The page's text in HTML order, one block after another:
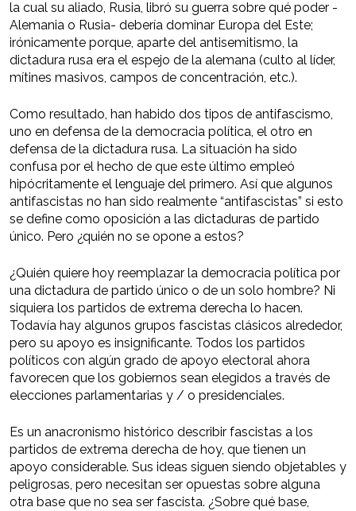
la cual su aliado, Rusia, libró su guerra sobre qué poder -
Alemania o Rusia- debería dominar Europa del Este;
irónicamente porque, aparte del antisemitismo, la
dictadura rusa era el espejo de la alemana (culto al líder,
mítines masivos, campos de concentración, etc.).
Como resultado, han habido dos tipos de antifascismo,
uno en defensa de la democracia política, el otro en
defensa de la dictadura rusa. La situación ha sido
confusa por el hecho de que este último empleó
hipócritamente el lenguaje del primero. Así que algunos
antifascistas no han sido realmente “antifascistas” si esto
se define como oposición a las dictaduras de partido
único. Pero ¿quién no se opone a estos?
¿Quién quiere hoy reemplazar la democracia política por
una dictadura de partido único o de un solo hombre? Ni
siquiera los partidos de extrema derecha lo hacen.
Todavía hay algunos grupos fascistas clásicos alrededor,
pero su apoyo es insignificante. Todos los partidos
políticos con algún grado de apoyo electoral ahora
favorecen que los gobiernos sean elegidos a través de
elecciones parlamentarias y / o presidenciales.
Es un anacronismo histórico describir fascistas a los
partidos de extrema derecha de hoy, que tienen un
apoyo considerable. Sus ideas siguen siendo objetables y
peligrosas, pero necesitan ser opuestas sobre alguna
otra base que no sea ser fascista. ¿Sobre qué base,